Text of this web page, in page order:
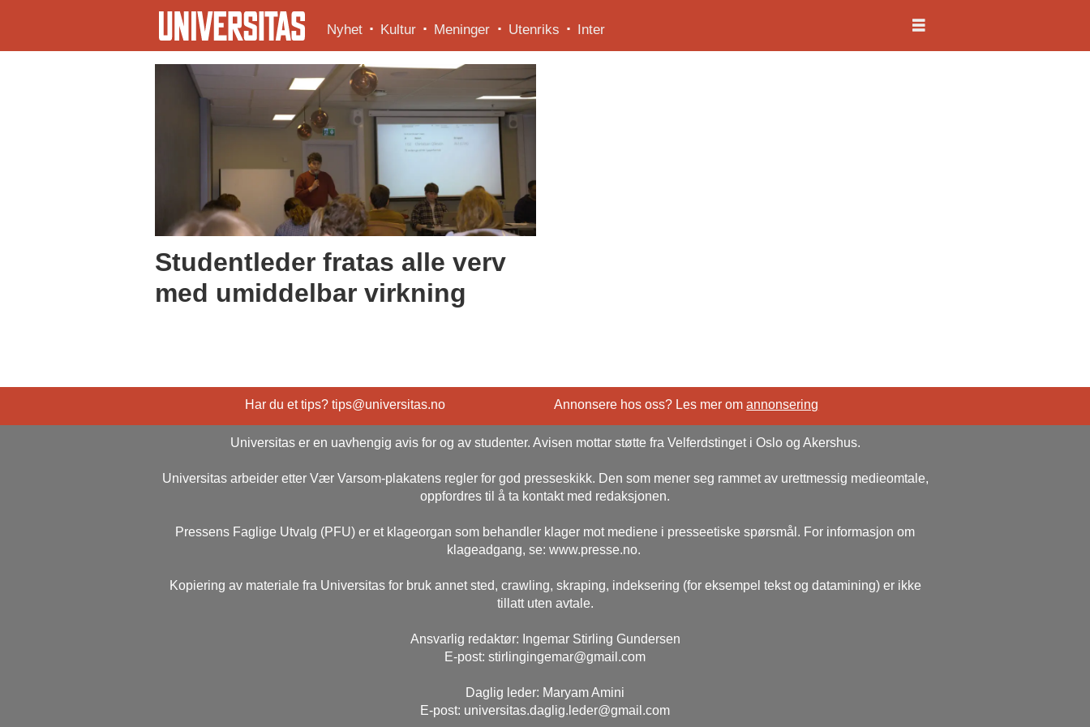
Nyhet Kultur Meninger Utenriks Inter
Studentleder fratas alle verv
med umiddelbar virkning
Har du et tips? tips@universitas.no Annonsere hos oss? Les mer omannonsering
Universitas er en uavhengig avis for og av studenter. Avisen mottar støtte fra Velferdstinget i Oslo og Akershus.
Universitas arbeider etter Vær Varsom-plakatens regler for god presseskikk. Den som mener seg rammet av urettmessig medieomtale,
oppfordres til å ta kontakt med redaksjonen.
Pressens Faglige Utvalg (PFU) er et klageorgan som behandler klager mot mediene i presseetiske spørsmål. For informasjon om
klageadgang, se: www.presse.no.
Kopiering av materiale fra Universitas for bruk annet sted, crawling, skraping, indeksering (for eksempel tekst og datamining) er ikke
tillatt uten avtale.
Ansvarlig redaktør: Ingemar Stirling Gundersen
E-post: stirlingingemar@gmail.com
Daglig leder: Maryam Amini
E-post: universitas.daglig.leder@gmail.com